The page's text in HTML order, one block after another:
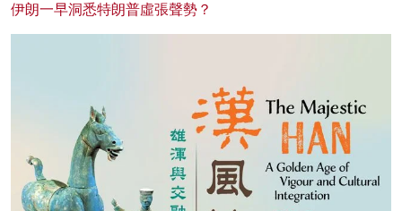
伊朗一早洞悉特朗普虛張聲勢？